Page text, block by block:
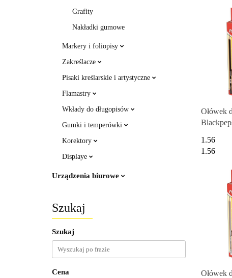
Grafity
Nakładki gumowe
Markery i foliopisy
Zakreślacze
Pisaki kreślarskie i artystyczne
Flamastry
Wkłady do długopisów
Gumki i temperówki
Korektory
Displaye
Urządzenia biurowe
Szukaj
Szukaj
Cena
Ołówek
1.56
1.56
Ołówek